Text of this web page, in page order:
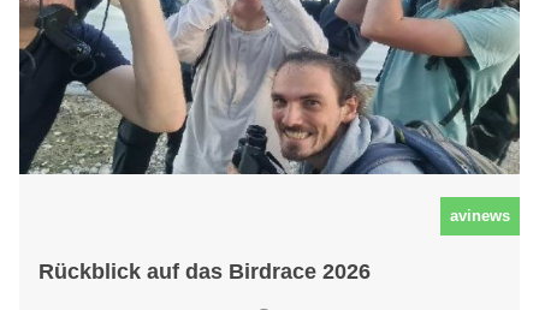
avinews
Rückblick auf das Birdrace 2026